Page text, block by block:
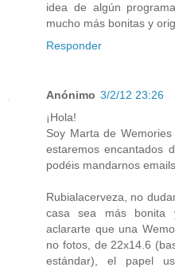
idea de algún
mucho más bonitas y
Responder
Anónimo 3/2/12 23:26
¡Hola!
Soy Marta de
estaremos encantados
podéis mandarnos
Rubialacerveza, no
casa sea más bonita
aclararte que una
no fotos, de 22x14.6
estándar), el papel